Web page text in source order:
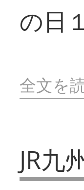
の日
全文を
JR九